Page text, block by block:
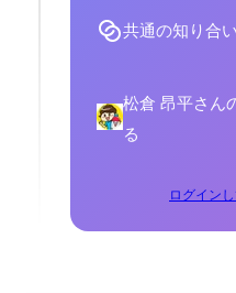
共通の知り合
松倉 昂平さん
る
ログイン